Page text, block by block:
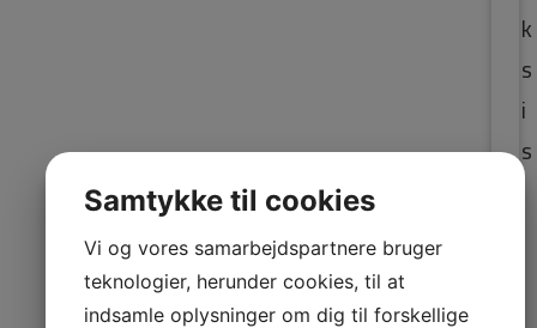
k
s
i
s
Samtykke til cookies
Vi og vores samarbejdspartnere bruger
teknologier, herunder cookies, til at
indsamle oplysninger om dig til forskellige